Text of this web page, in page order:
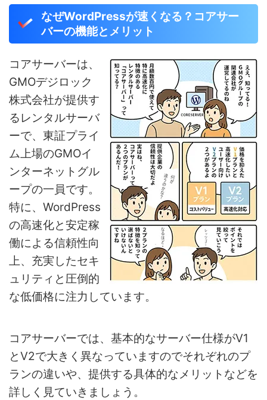
なぜWordPressが速くなる？コアサー
バーの機能とメリット
コアサーバーは、
GMOデジロック
株式会社が提供す
るレンタルサーバ
ーで、東証プライ
ム上場のGMOイ
ンターネットグル
ープの一員です。
特に、WordPress
の高速化と安定稼
働による信頼性向
上、充実したセキ
ュリティと圧倒的
な低価格に注力しています。
コアサーバーでは、基本的なサーバー仕様がV1
とV2で大きく異なっていますのでそれぞれのプ
ランの違いや、提供する具体的なメリットなどを
詳しく見ていきましょう。